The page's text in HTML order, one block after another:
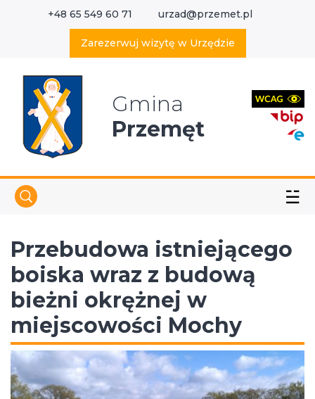
+48 65 549 60 71 urzad@przemet.pl
Zarezerwuj wizytę w Urzędzie
Gmina
Przemęt
☱
Przebudowa istniejącego
boiska wraz z budową
bieżni okrężnej w
miejscowości Mochy
Wyszukaj w serwisie